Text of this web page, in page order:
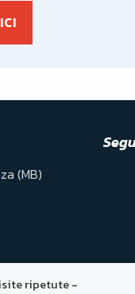
(MB)
ripetute -